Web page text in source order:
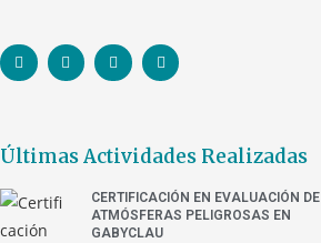
Últimas Actividades Realizadas
CERTIFICACIÓN EN EVALUACIÓN DE
ATMÓSFERAS PELIGROSAS EN
GABYCLAU